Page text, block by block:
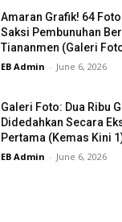
Amaran Grafik! 64
Saksi Pembunuhan
Tiananmen (Galeri
EB Admin - June 6, 2026
Galeri Foto: Dua Ribu
Didedahkan Secara
Pertama (Kemas Kini
EB Admin - June 6, 2026